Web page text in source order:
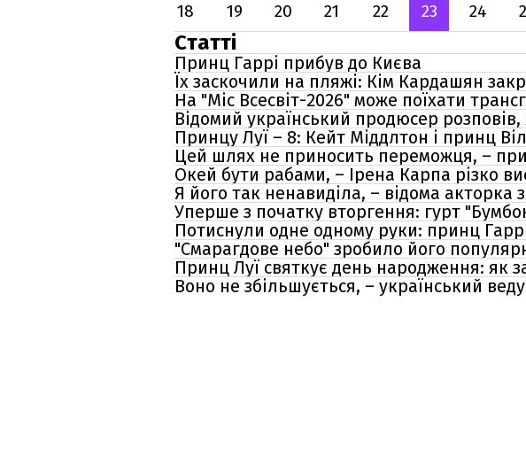
18
19 20 21 22 23 24
Статті
Принц Гаррі прибув до Києва
Їх заскочили на пляжі: Кім Кардашян
На "Міс Всесвіт-2026" може поїхати
Відомий український продюсер
Принцу Луї – 8: Кейт Міддлтон і принц
Цей шлях не приносить переможця, –
Окей бути рабами, – Ірена Карпа різко
Я його так ненавиділа, – відома
Уперше з початку вторгення: гурт
Потиснули одне одному руки: принц
"Смарагдове небо" зробило його
Принц Луї святкує день народження: як
Воно не збільшується, – український